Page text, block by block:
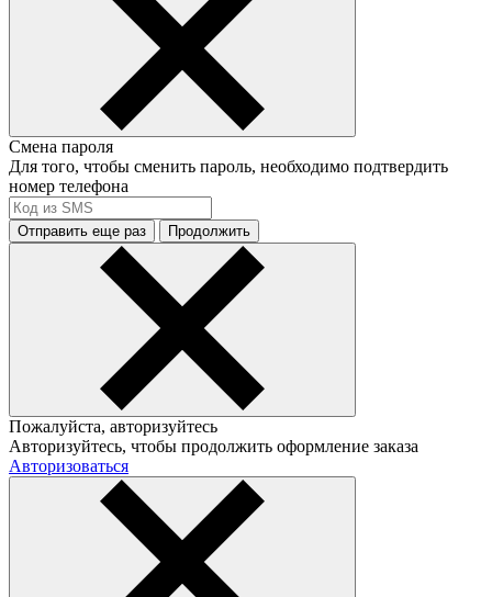
Смена пароля
Для того, чтобы сменить пароль, необходимо подтвердить
номер телефона
Отправить еще раз Продолжить
Пожалуйста, авторизуйтесь
Авторизуйтесь, чтобы продолжить оформление заказа
Авторизоваться